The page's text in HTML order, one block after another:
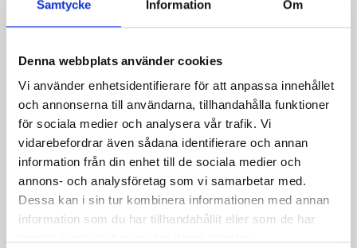
Samtycke Information Om
Denna webbplats använder cookies
Vi använder enhetsidentifierare för att anpassa innehållet
och annonserna till användarna, tillhandahålla funktioner
för sociala medier och analysera vår trafik. Vi
vidarebefordrar även sådana identifierare och annan
information från din enhet till de sociala medier och
annons- och analysföretag som vi samarbetar med.
Dessa kan i sin tur kombinera informationen med annan
information som du har tillhandahållit eller som de har
Inkokt lax med
chèvrekräm och
Romsås